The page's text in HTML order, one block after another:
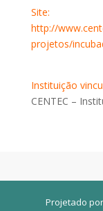
Site:
http://
projetos/
Instituição
CENTEC –
Projetado por